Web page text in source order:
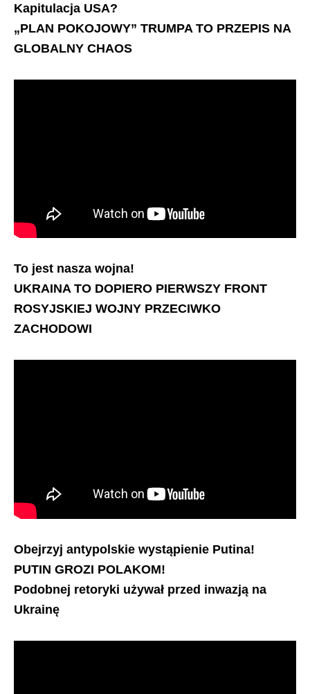
Kapitulacja USA?
„PLAN POKOJOWY” TRUMPA TO PRZEPIS NA
GLOBALNY CHAOS
To jest nasza wojna!
UKRAINA TO DOPIERO PIERWSZY FRONT
ROSYJSKIEJ WOJNY PRZECIWKO
ZACHODOWI
Obejrzyj antypolskie wystąpienie Putina!
PUTIN GROZI POLAKOM!
Podobnej retoryki używał przed inwazją na
Ukrainę